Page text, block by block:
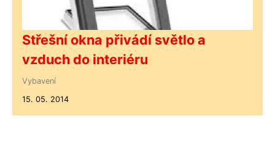
Střešní okna přivádí světlo a
vzduch do interiéru
Vybavení
15. 05. 2014